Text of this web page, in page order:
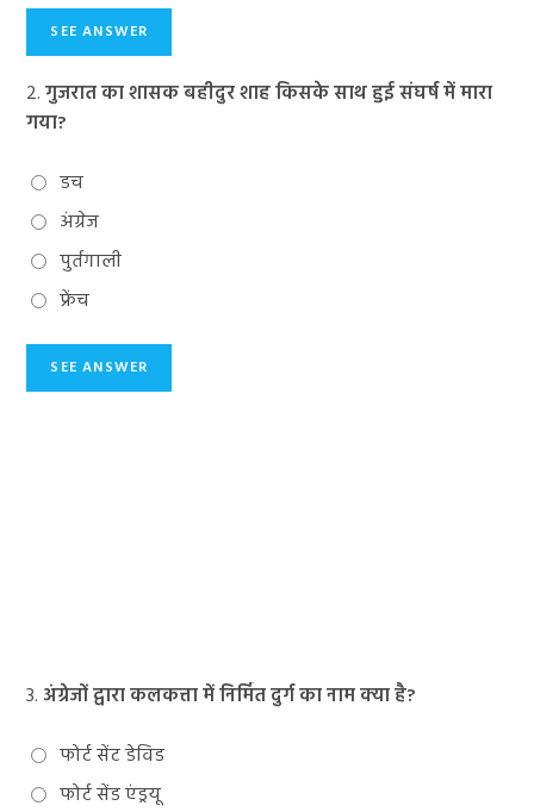
2.गुजरात का शासक बहीदुर शाह किसके साथ हुई संघर्ष में मारा
गया?
डच
अंग्रेज
पुर्तगाली
फ्रेंच
3. अंग्रेजों द्वारा कलकत्ता में निर्मित दुर्ग का नाम क्या है?
फोर्ट सेंट डेविड
फोर्ट सेंड एंड्रयू